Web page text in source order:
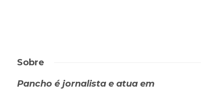
Sobre
Pancho é jornalista e atua em